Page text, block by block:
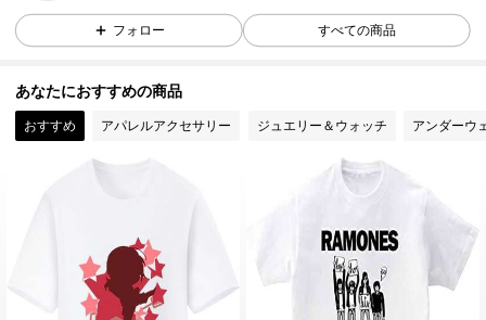
11 フォロワー
4.16
4.16 11 フォロワー
フォロー すべての商品
あなたにおすすめの商品
おすすめ アパレルアクセサリー ジュエリー＆ウォッチ アンダーウ